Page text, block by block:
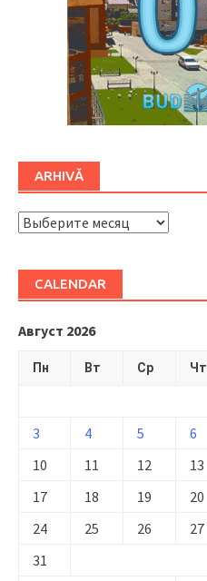
ARHIVĂ
ARHIVĂ
CALENDAR
Август 2026
Пн Вт Ср Чт
3
4 5 6
10
11 12 13
17
18 19 20
24
25 26 27
31